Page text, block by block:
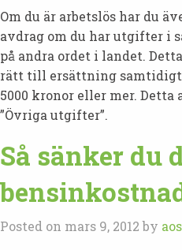
Om du är arbetslös har du
avdrag om du har utgifter i
på andra ordet i landet.
rätt till ersättning
5000 kronor eller mer. Detta
”Övriga utgifter”.
Så sänker du
Posted on mars 9, 2012 by